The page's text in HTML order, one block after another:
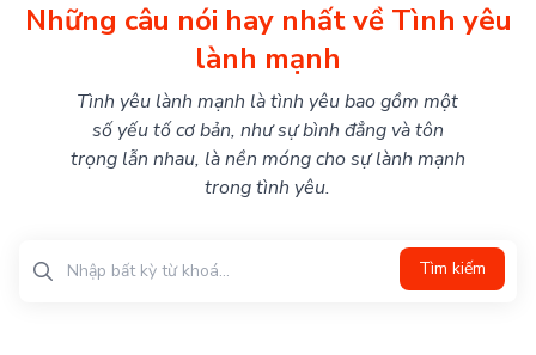
Những câu nói hay nhất về Tình yêu
lành mạnh
Tình yêu lành mạnh là tình yêu bao gồm một
số yếu tố cơ bản, như sự bình đẳng và tôn
trọng lẫn nhau, là nền móng cho sự lành mạnh
trong tình yêu.
Tìm kiếm